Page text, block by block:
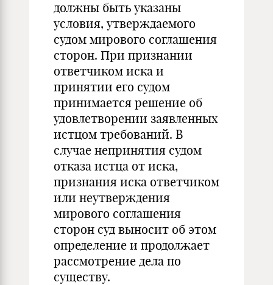
должны быть указаны
условия, утверждаемого
судом мирового соглашения
сторон. При признании
ответчиком иска и
принятии его судом
принимается решение об
удовлетворении заявленных
истцом требований. В
случае непринятия судом
отказа истца от иска,
признания иска ответчиком
или неутверждения
мирового соглашения
сторон суд выносит об этом
определение и продолжает
рассмотрение дела по
существу.